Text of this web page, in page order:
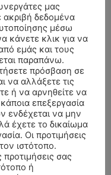
3/8/2026 –
2026 – ΔΗΜΗΤΡΙΟΣ Σ.
31/7/2026 –
μας
ακριβή δεδομένα
μέσω
κάνετε κλικ για να
εμάς και τους
παραπάνω.
πρόσβαση σε
να αλλάξετε τις
ή να αρνηθείτε να
επεξεργασία
ενδέχεται να μην
έχετε το δικαίωμα
Οι προτιμήσεις
ιστότοπο.
σας
ή